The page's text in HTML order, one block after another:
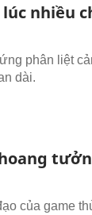
lúc nhiều
phân liệt
dài.
của game